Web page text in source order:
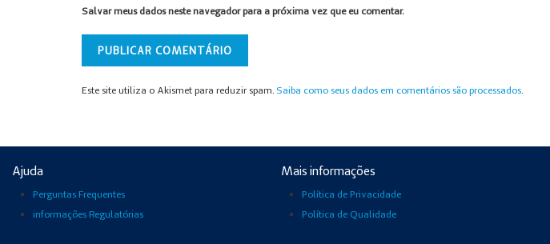
Salvar meus dados neste navegador para a próxima vez que eu comentar.
Este site utiliza o Akismet para reduzir spam. Saiba como seus dados em comentários são processados.
Ajuda
Perguntas Frequentes
informações Regulatórias
Mais informações
Política de Privacidade
Política de Qualidade